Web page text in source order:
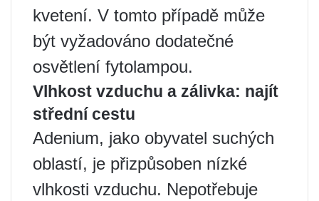
kvetení. V tomto případě může
být vyžadováno dodatečné
osvětlení fytolampou.
Vlhkost vzduchu a zálivka: najít
střední cestu
Adenium, jako obyvatel suchých
oblastí, je přizpůsoben nízké
vlhkosti vzduchu. Nepotřebuje